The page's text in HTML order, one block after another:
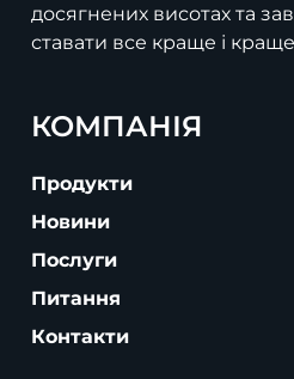
досягнених висотах та
ставати все краще і
КОМПАНІЯ
Продукти
Новини
Послуги
Питання
Контакти